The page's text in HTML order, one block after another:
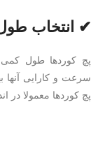
✔ انتخاب
پچ کوردها طول
سرعت و کارایی آنها
پچ کوردها معمولا در اندازه‌های از 30 سانتی‌متر